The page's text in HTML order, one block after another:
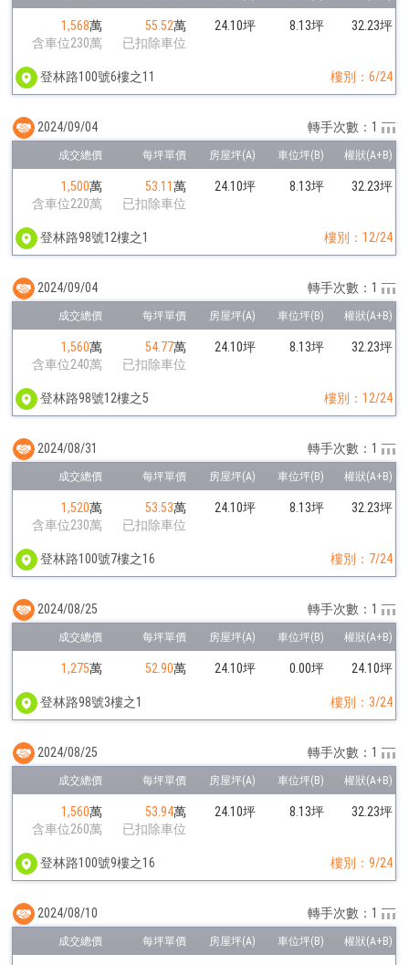
1,568萬
含車位230萬
55.52萬
已扣除車位
24.10坪 8.13坪 32.23坪
登林路100號6樓之11 樓別：6/24
1,500萬
含車位220萬
53.11萬
已扣除車位
24.10坪 8.13坪 32.23坪
登林路98號12樓之1 樓別：12/24
2024/09/04 轉手次數：1
1,560萬
含車位240萬
54.77萬
已扣除車位
24.10坪 8.13坪 32.23坪
登林路98號12樓之5 樓別：12/24
2024/09/04 轉手次數：1
1,520萬
含車位230萬
53.53萬
已扣除車位
24.10坪 8.13坪 32.23坪
登林路100號7樓之16 樓別：7/24
2024/08/31 轉手次數：1
1,275萬 52.90萬 24.10坪 0.00坪 24.10坪
登林路98號3樓之1 樓別：3/24
2024/08/25 轉手次數：1
1,560萬
含車位260萬
53.94萬
已扣除車位
24.10坪 8.13坪 32.23坪
登林路100號9樓之16 樓別：9/24
2024/08/25 轉手次數：1
2024/08/10 轉手次數：1